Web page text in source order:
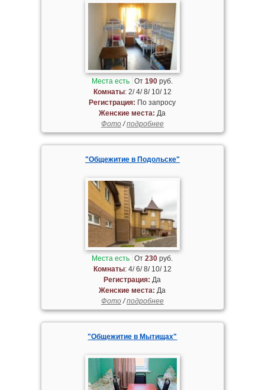
Места есть От190 руб.
Комнаты: 2/ 4/ 8/ 10/ 12
Регистрация: По запросу
Женские места: Да
Фото/подробнее
"Общежитие в Подольске"
Места есть От230 руб.
Комнаты: 4/ 6/ 8/ 10/ 12
Регистрация: Да
Женские места: Да
Фото/подробнее
"Общежитие в Мытищах"